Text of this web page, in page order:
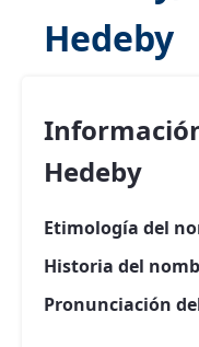
Hedeby
Hedeby
Etimología del
Historia del
Pronunciación